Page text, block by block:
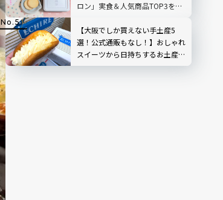
ロン」実食＆人気商品TOP3を紹
【大阪でしか買えない手土産5
選！公式通販もなし！】おしゃれ
スイーツから日持ちするお土産お
菓子までグルメライターの口コミ